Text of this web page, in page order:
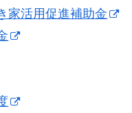
家活用促進補助金